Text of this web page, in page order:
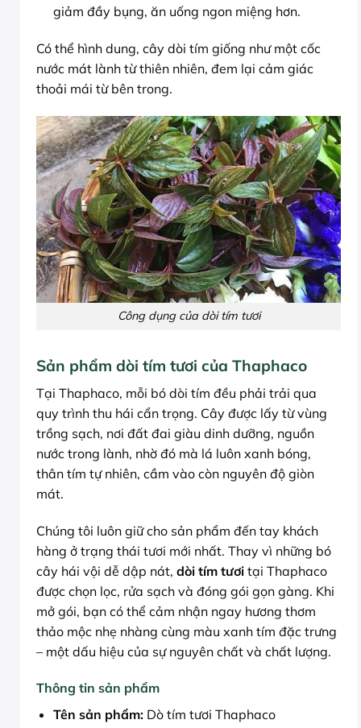
giảm đầy bụng, ăn uống ngon miệng hơn.
Có thể hình dung, cây dòi tím giống như một cốc
nước mát lành từ thiên nhiên, đem lại cảm giác
thoải mái từ bên trong.
Công dụng của dòi tím tươi
Sản phẩm dòi tím tươi của Thaphaco
Tại Thaphaco, mỗi bó dòi tím đều phải trải qua
quy trình thu hái cẩn trọng. Cây được lấy từ vùng
trồng sạch, nơi đất đai giàu dinh dưỡng, nguồn
nước trong lành, nhờ đó mà lá luôn xanh bóng,
thân tím tự nhiên, cầm vào còn nguyên độ giòn
mát.
Chúng tôi luôn giữ cho sản phẩm đến tay khách
hàng ở trạng thái tươi mới nhất. Thay vì những bó
cây hái vội dễ dập nát, dòi tím tươi tại Thaphaco
được chọn lọc, rửa sạch và đóng gói gọn gàng. Khi
mở gói, bạn có thể cảm nhận ngay hương thơm
thảo mộc nhẹ nhàng cùng màu xanh tím đặc trưng
– một dấu hiệu của sự nguyên chất và chất lượng.
Thông tin sản phẩm
Tên sản phẩm:Dò tím tươi Thaphaco